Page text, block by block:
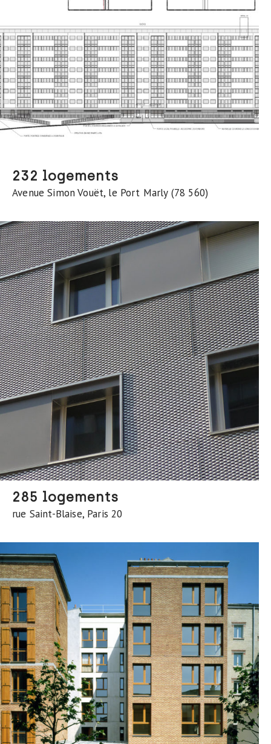
232 logements
Avenue Simon Vouët, le Port Marly (78 560)
285 logements
rue Saint-Blaise, Paris 20